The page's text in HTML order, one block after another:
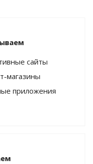
сайты
магазины
приложения